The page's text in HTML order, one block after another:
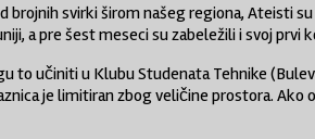
svirki širom našeg regiona, Ateisti
a pre šest meseci su zabeležili i svoj prvi
učiniti u Klubu Studenata Tehnike
je limitiran zbog veličine prostora.